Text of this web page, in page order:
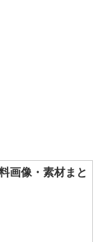
画像・素材まと